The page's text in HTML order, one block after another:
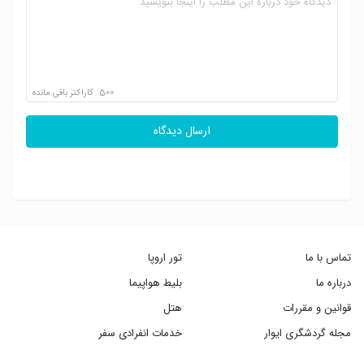
500 کاراکتر باقی مانده
ارسال دیدگاه
تماس با ما
درباره ما
قوانین و مقررات
مجله گردشگری ایوار
تور اروپا
بلیط هواپیما
هتل
خدمات انفرادی سفر